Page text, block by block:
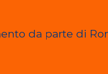
da parte di